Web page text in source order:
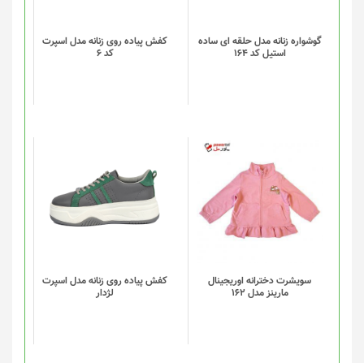
گوشواره زنانه مدل حلقه ای ساده
استیل کد 164
گزینه
ها
محصول
انتخاب
شوند
کفش پیاده روی زنانه مدل اسپرت
کد 6
سویشرت دخترانه اوریجینال
مارینز مدل 162
کفش پیاده روی زنانه مدل اسپرت
لژدار
محصول
دارای
انواع
مختلفی
گزینه
ها